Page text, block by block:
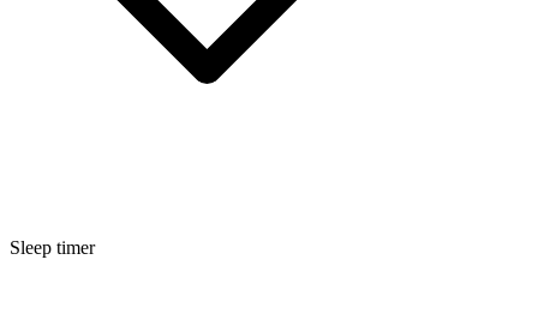
Sleep timer